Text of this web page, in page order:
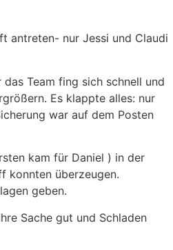
antreten- nur Jessi und Claudi
Team fing sich schnell und
Es klappte alles: nur
war auf dem Posten
kam für Daniel ) in der
konnten überzeugen.
geben.
Sache gut und Schladen